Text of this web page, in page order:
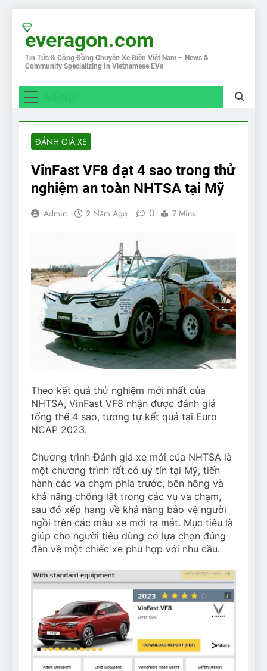
content
everagon.com
Tin Tức & Cộng Đồng Chuyên Xe Điện Việt Nam – News &
Community Specializing In Vietnamese EVs
ĐÁNH GIÁ XE
VinFast VF8 đạt 4 sao trong thử
nghiệm an toàn NHTSA tại Mỹ
Admin 2 Năm Ago 0 7 Mins
Theo kết quả thử nghiệm mới nhất của
NHTSA, VinFast VF8 nhận được đánh giá
tổng thể 4 sao, tương tự kết quả tại Euro
NCAP 2023.
Chương trình Đánh giá xe mới của NHTSA là
một chương trình rất có uy tín tại Mỹ, tiến
hành các va chạm phía trước, bên hông và
khả năng chống lật trong các vụ va chạm,
sau đó xếp hạng về khả năng bảo vệ người
ngồi trên các mẫu xe mới ra mắt. Mục tiêu là
giúp cho người tiêu dùng có lựa chọn đúng
đắn về một chiếc xe phù hợp với nhu cầu.